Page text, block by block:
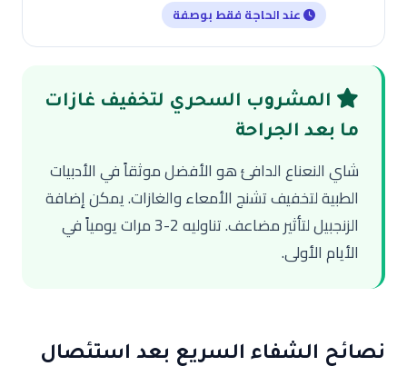
عند الحاجة فقط بوصفة
المشروب السحري لتخفيف غازات
ما بعد الجراحة
شاي النعناع الدافئ هو الأفضل موثقاً في الأدبيات
الطبية لتخفيف تشنج الأمعاء والغازات. يمكن إضافة
الزنجبيل لتأثير مضاعف. تناوليه 2-3 مرات يومياً في
الأيام الأولى.
نصائح الشفاء السريع بعد استئصال